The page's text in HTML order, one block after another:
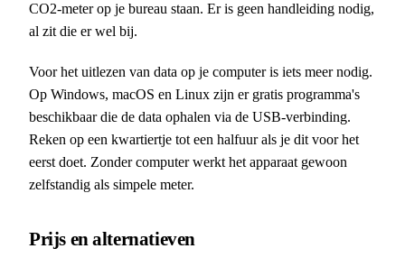
CO2-meter op je bureau staan. Er is geen handleiding nodig,
al zit die er wel bij.
Voor het uitlezen van data op je computer is iets meer nodig.
Op Windows, macOS en Linux zijn er gratis programma's
beschikbaar die de data ophalen via de USB-verbinding.
Reken op een kwartiertje tot een halfuur als je dit voor het
eerst doet. Zonder computer werkt het apparaat gewoon
zelfstandig als simpele meter.
Prijs en alternatieven